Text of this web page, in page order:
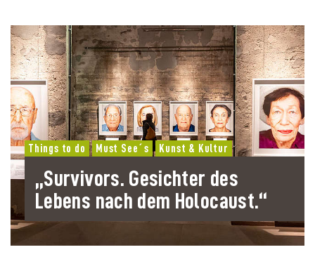
Things to do Must See´s Kunst & Kultur
„Survivors. Gesichter des
Lebens nach dem Holocaust.“